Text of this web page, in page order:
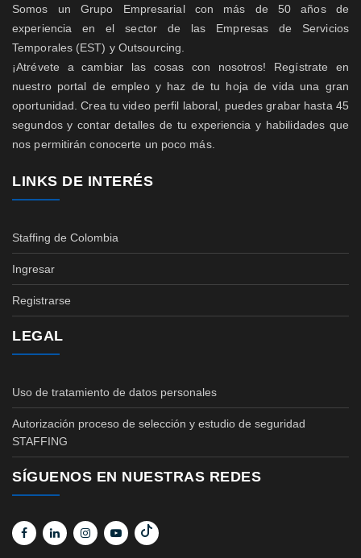
Somos un Grupo Empresarial con más de 50 años de
experiencia en el sector de las Empresas de Servicios
Temporales (EST) y Outsourcing.
¡Atrévete a cambiar las cosas con nosotros! Regístrate en
nuestro portal de empleo y haz de tu hoja de vida una gran
oportunidad. Crea tu video perfil laboral, puedes grabar hasta 45
segundos y contar detalles de tu experiencia y habilidades que
nos permitirán conocerte un poco más.
LINKS DE INTERÉS
Staffing de Colombia
Ingresar
Registrarse
LEGAL
Uso de tratamiento de datos personales
Autorización proceso de selección y estudio de seguridad
STAFFING
SÍGUENOS EN NUESTRAS REDES